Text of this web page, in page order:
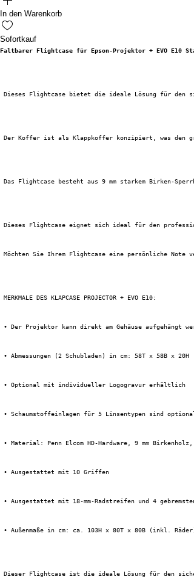
In den Warenkorb
Sofortkauf
Faltbarer Flightcase für Epson-Projektor + EVO E10
Dieses Flightcase bietet die ideale Lösung für den
Der Koffer ist als Klappkoffer konzipiert, was den
Das Flightcase besteht aus 9 mm starkem Birken-
Dieses Flightcase eignet sich ideal für den
Möchten Sie Ihrem Flightcase eine persönliche Note
MERKMALE DES KLAPCASE PROJECTOR + EVO E10:
• Der Projektor kann direkt am Gehäuse aufgehängt
• Abmessungen (2 Schubladen) in cm: 58T x 58B x 20H
• Optional mit individueller Logogravur erhältlich
• Schaumstoffeinlagen für 5 Linsentypen sind
• Material: Penn Elcom HD-Hardware, 9 mm
• Ausgestattet mit 10 Griffen
• Ausgestattet mit 18-mm-Radstreifen und 4
• Außenmaße in cm: ca. 103H x 80T x 80B (inkl. Räder)
Dieser Flightcase ist die ideale Lösung für den